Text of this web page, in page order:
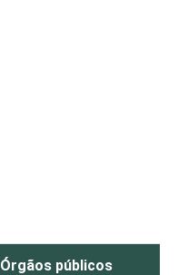
Órgãos públicos